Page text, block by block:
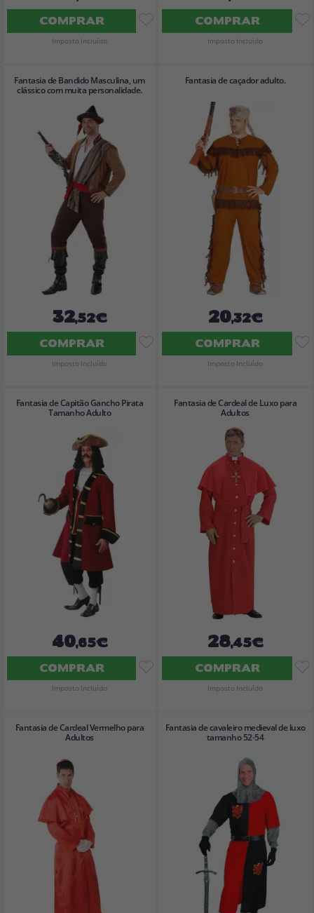
COMPRAR
Imposto Incluído
COMPRAR
Imposto Incluído
Fantasia de Bandido Masculina, um
clássico com muita personalidade.
32,52€
COMPRAR
Imposto Incluído
Fantasia de caçador adulto.
20,32€
COMPRAR
Imposto Incluído
Fantasia de Capitão Gancho Pirata
Tamanho Adulto
40,65€
COMPRAR
Imposto Incluído
Fantasia de Cardeal de Luxo para
Adultos
28,45€
COMPRAR
Imposto Incluído
Fantasia de Cardeal Vermelho para
Adultos
Fantasia de cavaleiro medieval de luxo
tamanho 52-54